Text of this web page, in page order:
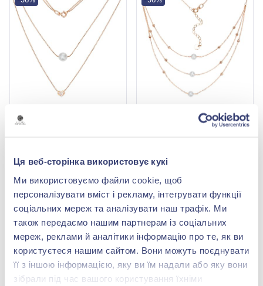
Ця веб-сторінка використовує кукі
Ми використовуємо файли cookie, щоб
персоналізувати вміст і рекламу, інтегрувати функції
соціальних мереж та аналізувати наш трафік. Ми
також передаємо нашим партнерам із соціальних
мереж, реклами й аналітики інформацію про те, як ви
користуєтеся нашим сайтом. Вони можуть поєднувати
її з іншою інформацією, яку ви їм надали або яку вони
зібрали під час вашого користування їхніми
Кольє з червоного
28 975,14 грн
Купити
Кольє з Перлами із
червоного золота 585°,
25 344,88 грн
Купити
-53% -56%